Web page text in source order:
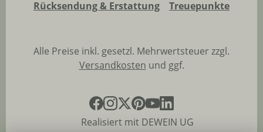
Rücksendung & Erstattung
Treuepunkte
Alle Preise inkl. gesetzl. Mehrwertsteuer zzgl.
Versandkosten und ggf.
Realisiert mit DEWEIN UG